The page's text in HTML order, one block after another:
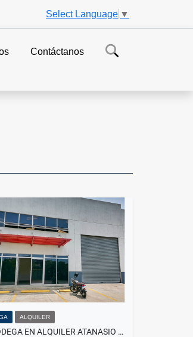
Select Language ▼
Contáctanos
ALQUILER
OFIBODEGA EN ALQUILER ATANASIO TZUL, Z21